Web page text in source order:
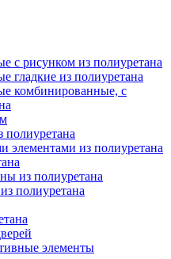
с рисунком из полиуретана
гладкие из полиуретана
комбинированные, с
полиуретана
элементами из полиуретана
из полиуретана
полиуретана
элементы